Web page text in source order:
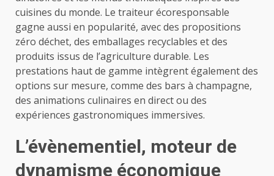
cuisines du monde. Le traiteur écoresponsable
gagne aussi en popularité, avec des propositions
zéro déchet, des emballages recyclables et des
produits issus de l’agriculture durable. Les
prestations haut de gamme intègrent également des
options sur mesure, comme des bars à champagne,
des animations culinaires en direct ou des
expériences gastronomiques immersives.
L’évènementiel, moteur de
dynamisme économique